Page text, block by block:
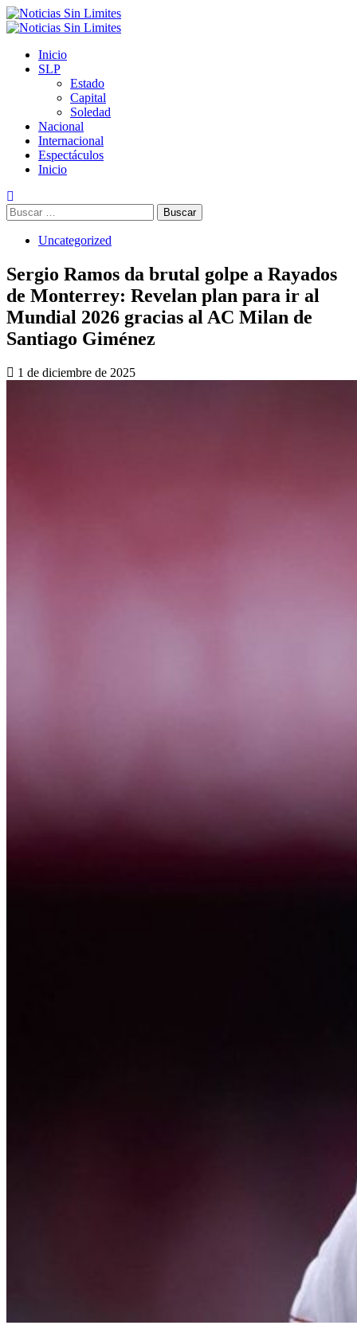
Saltar
al
Menú
Inicio
SLP
Estado
Capital
Soledad
Nacional
Internacional
Espectáculos
Inicio
Buscar:
Uncategorized
Sergio Ramos da brutal golpe a Rayados
de Monterrey: Revelan plan para ir al
Mundial 2026 gracias al AC Milan de
Santiago Giménez
1 de diciembre de 2025